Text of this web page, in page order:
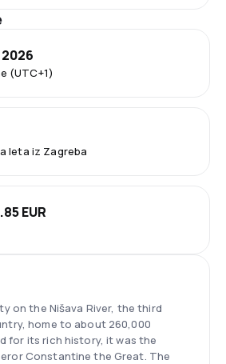
(UTC+1)
leta iz Zagreba
EUR
on the Nišava River, the third
home to about 260,000
for its rich history, it was the
Constantine the Great. The